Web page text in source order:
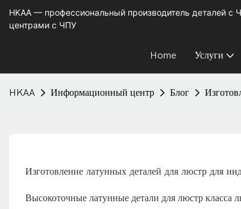
HKAA — профессиональный производитель деталей
центрами с ЧПУ
Home Услуги
HKAA Информационный центр Блог
Изготовление латунных деталей для люстр для
Высокоточные латунные детали для люстр класса